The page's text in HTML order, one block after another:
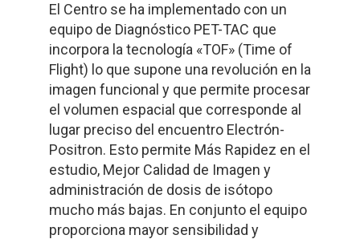
El Centro se ha implementado con un
equipo de Diagnóstico PET-TAC que
incorpora la tecnología «TOF» (Time of
Flight) lo que supone una revolución en la
imagen funcional y que permite procesar
el volumen espacial que corresponde al
lugar preciso del encuentro Electrón-
Positron. Esto permite Más Rapidez en el
estudio, Mejor Calidad de Imagen y
administración de dosis de isótopo
mucho más bajas. En conjunto el equipo
proporciona mayor sensibilidad y